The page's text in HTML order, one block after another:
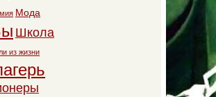
Мода
Школа
из жизни